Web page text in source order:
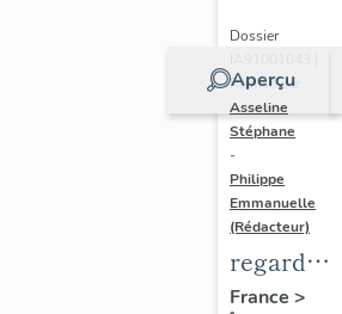
Aperçu
Dossier
Réalisé par
Asseline
Stéphane
-
Philippe
Emmanuelle
(Rédacteur)
regard
France >